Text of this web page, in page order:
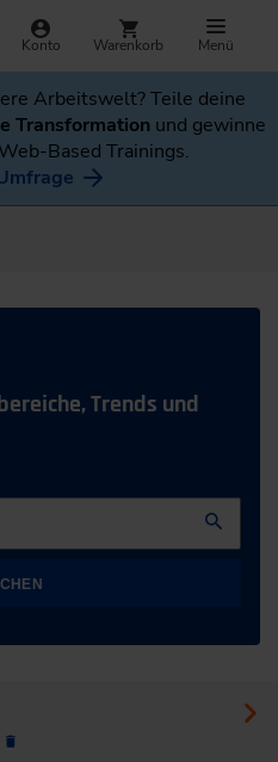
Konto Warenkorb Menü
Arbeitswelt? Teile deine
Transformation und gewinne
Based Trainings.
Trends und